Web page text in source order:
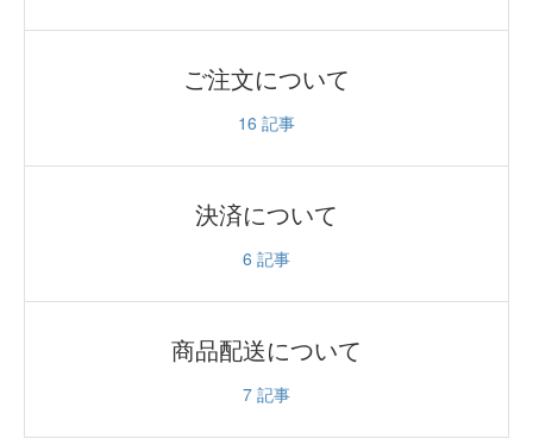
ご注文について
16 記事
決済について
6 記事
商品配送について
7 記事